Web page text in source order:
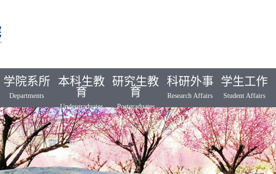
学院系所
Departments
本科生教
育
Undergraduates
研究生教
育
Postgraduates
科研外事
Research Affairs
学生工作
Student Affairs